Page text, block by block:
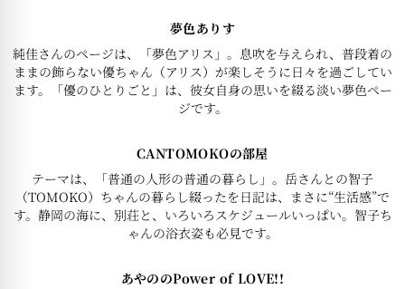
夢色ありす
純佳さんのページは、「夢色アリス」。息吹を与えられ、普段着の
ままの飾らない優ちゃん（アリス）が楽しそうに日々を過ごしてい
ます。「優のひとりごと」は、彼女自身の思いを綴る淡い夢色ペー
ジです。
CANTOMOKOの部屋
テーマは、「普通の人形の普通の暮らし」。岳さんとの智子
（TOMOKO）ちゃんの暮らし綴ったを日記は、まさに“生活感”で
す。静岡の海に、別荘と、いろいろスケジュールいっぱい。智子ち
ゃんの浴衣姿も必見です。
あやののPower of LOVE!!